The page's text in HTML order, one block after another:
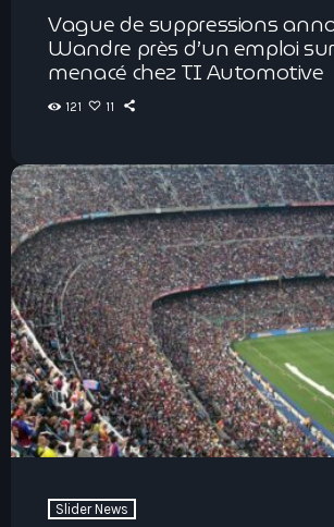
Vague de suppressions
Wandre près d’un emploi
menacé chez TI Automotive
121 11
Slider News